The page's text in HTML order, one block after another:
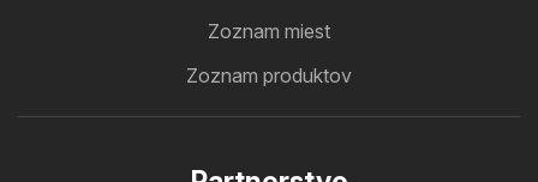
Zoznam miest
Zoznam produktov